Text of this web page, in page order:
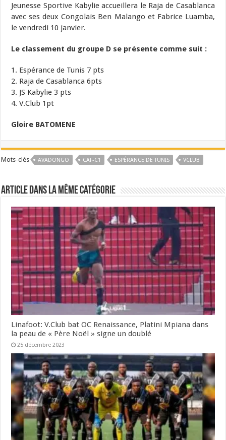
Jeunesse Sportive Kabylie accueillera le Raja de Casablanca
avec ses deux Congolais Ben Malango et Fabrice Luamba,
le vendredi 10 janvier.
Le classement du groupe D se présente comme suit :
1. Espérance de Tunis 7 pts
2. Raja de Casablanca 6pts
3. JS Kabylie 3 pts
4. V.Club 1pt
Gloire BATOMENE
Mots-clés AVADONGO CAF-C1 ESPÉRANCE DE TUNIS VCLUB
Article dans la même catégorie
Linafoot: V.Club bat OC Renaissance, Platini Mpiana dans
la peau de « Père Noël » signe un doublé
25 décembre 2023